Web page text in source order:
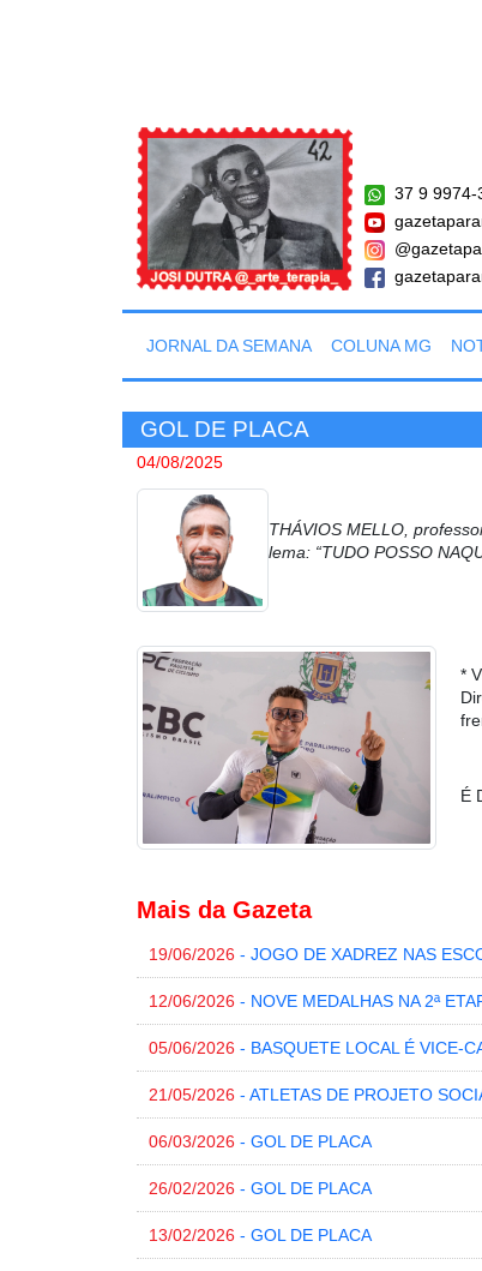
37 9 9974-
JORNAL DA SEMANA COLUNA MG
GOL DE PLACA
04/08/2025
THÁVIOS MELLO,
lema: “TUDO POSSO
*
É
Mais da Gazeta
19/06/2026 - JOGO DE XADREZ NAS
12/06/2026 - NOVE MEDALHAS NA 2ª
05/06/2026 - BASQUETE LOCAL É VICE-
21/05/2026 - ATLETAS DE PROJETO
06/03/2026 - GOL DE PLACA
26/02/2026 - GOL DE PLACA
13/02/2026 - GOL DE PLACA